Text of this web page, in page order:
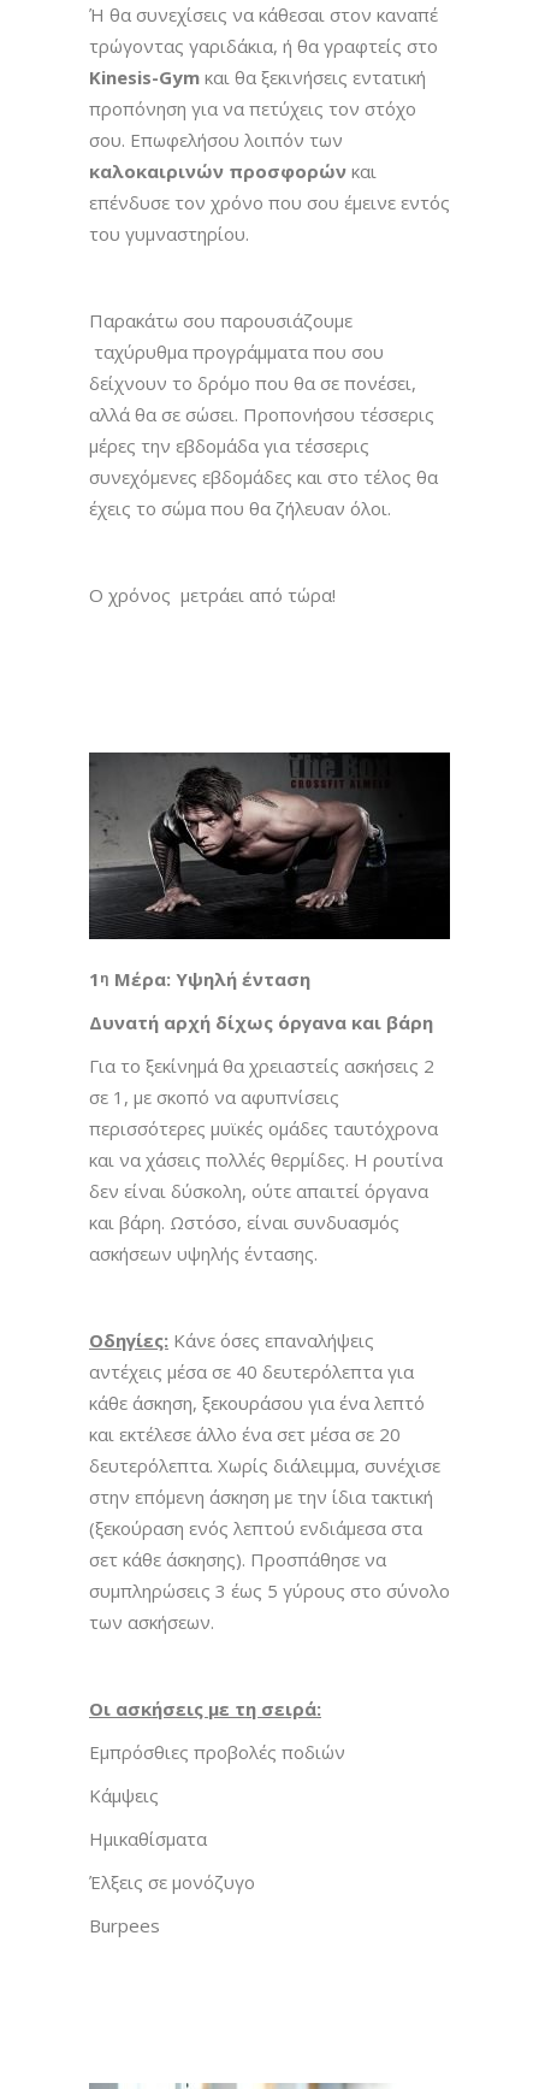
Ή θα συνεχίσεις να κάθεσαι στον καναπέ
τρώγοντας γαριδάκια, ή θα γραφτείς στο
Kinesis-Gym και θα ξεκινήσεις εντατική
προπόνηση για να πετύχεις τον στόχο
σου. Επωφελήσου λοιπόν των
καλοκαιρινών προσφορών και
επένδυσε τον χρόνο που σου έμεινε εντός
του γυμναστηρίου.
Παρακάτω σου παρουσιάζουμε
ταχύρυθμα προγράμματα που σου
δείχνουν το δρόμο που θα σε πονέσει,
αλλά θα σε σώσει. Προπονήσου τέσσερις
μέρες την εβδομάδα για τέσσερις
συνεχόμενες εβδομάδες και στο τέλος θα
έχεις το σώμα που θα ζήλευαν όλοι.
Ο χρόνος μετράει από τώρα!
1 η Μέρα: Υψηλή ένταση
Δυνατή αρχή δίχως όργανα και βάρη
Για το ξεκίνημά θα χρειαστείς ασκήσεις 2
σε 1, με σκοπό να αφυπνίσεις
περισσότερες μυϊκές ομάδες ταυτόχρονα
και να χάσεις πολλές θερμίδες. Η ρουτίνα
δεν είναι δύσκολη, ούτε απαιτεί όργανα
και βάρη. Ωστόσο, είναι συνδυασμός
ασκήσεων υψηλής έντασης.
Οδηγίες: Κάνε όσες επαναλήψεις
αντέχεις μέσα σε 40 δευτερόλεπτα για
κάθε άσκηση, ξεκουράσου για ένα λεπτό
και εκτέλεσε άλλο ένα σετ μέσα σε 20
δευτερόλεπτα. Χωρίς διάλειμμα, συνέχισε
στην επόμενη άσκηση με την ίδια τακτική
(ξεκούραση ενός λεπτού ενδιάμεσα στα
σετ κάθε άσκησης). Προσπάθησε να
συμπληρώσεις 3 έως 5 γύρους στο σύνολο
των ασκήσεων.
Οι ασκήσεις με τη σειρά:
Εμπρόσθιες προβολές ποδιών
Κάμψεις
Ημικαθίσματα
Έλξεις σε μονόζυγο
Burpees